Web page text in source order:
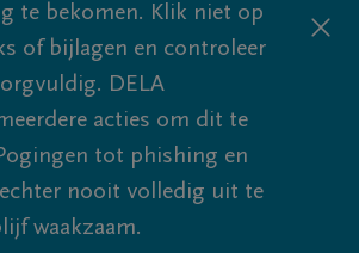
te bekomen. Klik niet op
of bijlagen en controleer
DELA
acties om dit te
tot phishing en
nooit volledig uit te
waakzaam.